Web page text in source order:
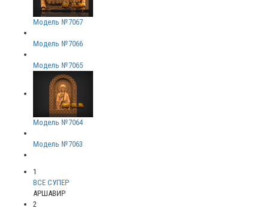
Модель №7067
Модель №7066
Модель №7065
Модель №7064
Модель №7063
1
ВСЕ СУПЕР
АРШАВИР
2